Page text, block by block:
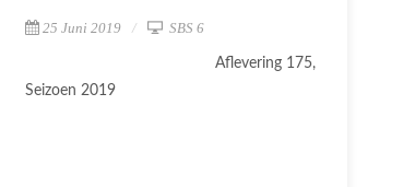
25 Juni 2019 SBS 6
Aflevering 175,
Seizoen 2019